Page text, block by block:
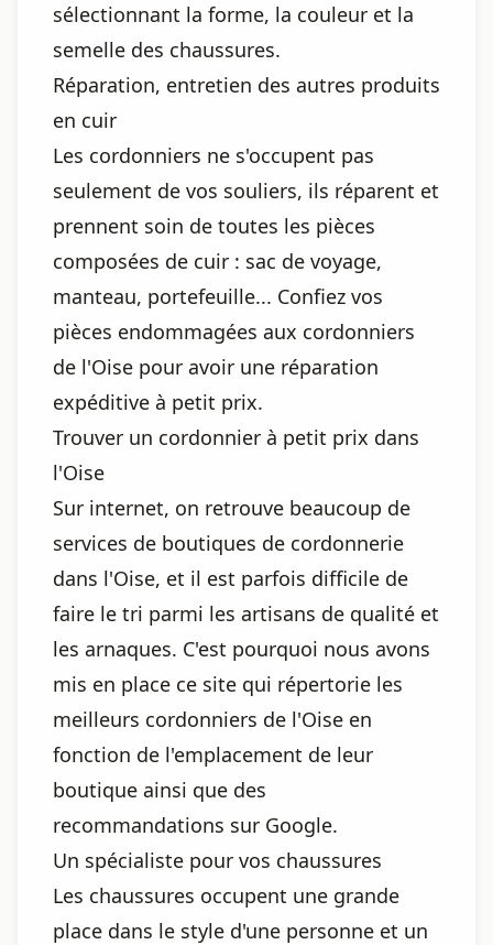
sélectionnant la forme, la couleur et la
semelle des chaussures.
Réparation, entretien des autres produits
en cuir
Les cordonniers ne s'occupent pas
seulement de vos souliers, ils réparent et
prennent soin de toutes les pièces
composées de cuir : sac de voyage,
manteau, portefeuille... Confiez vos
pièces endommagées aux cordonniers
de l'Oise pour avoir une réparation
expéditive à petit prix.
Trouver un cordonnier à petit prix dans
l'Oise
Sur internet, on retrouve beaucoup de
services de boutiques de cordonnerie
dans l'Oise, et il est parfois difficile de
faire le tri parmi les artisans de qualité et
les arnaques. C'est pourquoi nous avons
mis en place ce site qui répertorie les
meilleurs cordonniers de l'Oise en
fonction de l'emplacement de leur
boutique ainsi que des
recommandations sur Google.
Un spécialiste pour vos chaussures
Les chaussures occupent une grande
place dans le style d'une personne et un